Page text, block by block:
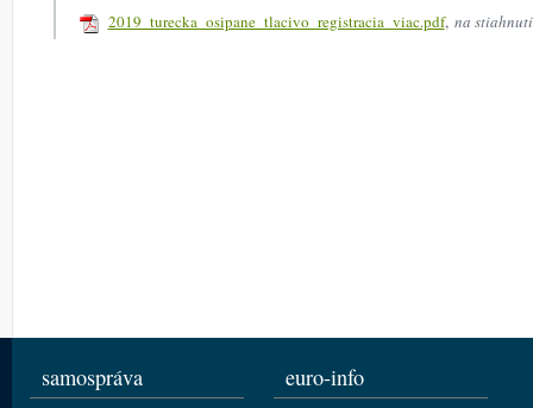
2019_turecka_osipane_tlacivo_registracia_viac.pdf, na
samospráva euro-info